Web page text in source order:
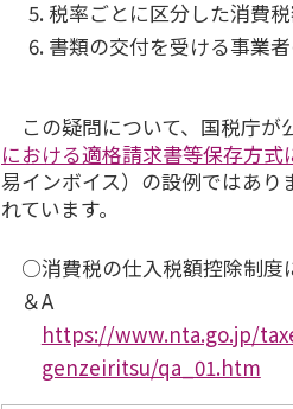
税率ごとに区分した消費
書類の交付を受ける事業
この疑問について、国税庁が
における適格請求書等保存方式
易インボイス）の設例ではあ
れています。
○消費税の仕入税額控除制度
＆A
https://www.nta.go.jp/
genzeiritsu/qa_01.htm